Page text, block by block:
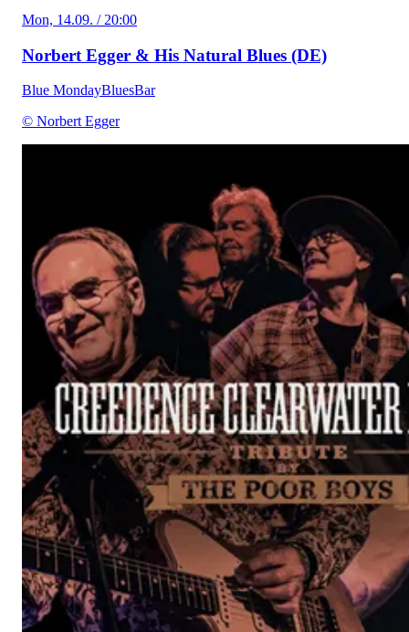
Mon, 14.09. / 20:00
Norbert Egger & His Natural Blues (DE)
Blue MondayBluesBar
© Norbert Egger